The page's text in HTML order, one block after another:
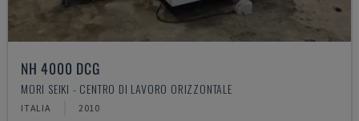
NH 4000 DCG
MORI SEIKI - CENTRO DI LAVORO ORIZZONTALE
ITALIA 2010